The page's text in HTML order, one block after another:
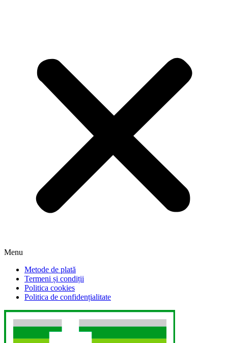
Menu
Metode de plată
Termeni și condiții
Politica cookies
Politica de confidențialitate